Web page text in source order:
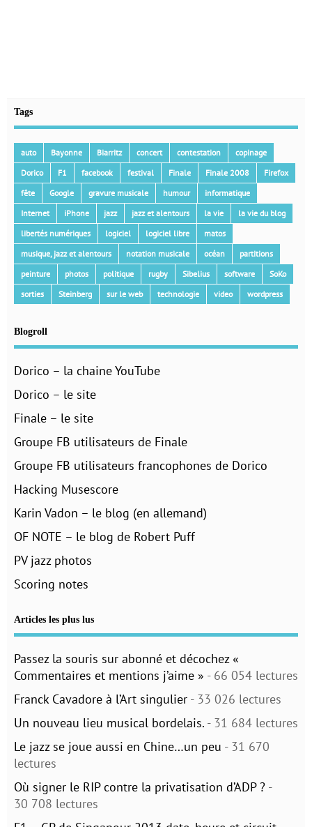
Tags
auto Bayonne Biarritz concert contestation
copinage
Dorico
F1 facebook festival Finale Finale 2008
Firefox
fête
Google gravure musicale humour
informatique
Internet
iPhone jazz jazz et alentours la vie
la vie du blog
libertés numériques
logiciel logiciel libre
matos
musique, jazz et alentours
notation musicale océan
partitions
peinture
photos politique rugby Sibelius software
SoKo
sorties
Steinberg sur le web technologie video wordpress
Blogroll
Dorico – la chaine YouTube
Dorico – le site
Finale – le site
Groupe FB utilisateurs de Finale
Groupe FB utilisateurs francophones de Dorico
Hacking Musescore
Karin Vadon – le blog (en allemand)
OF NOTE – le blog de Robert Puff
PV jazz photos
Scoring notes
Articles les plus lus
Passez la souris sur abonné et décochez «
Commentaires et mentions j’aime » - 66 054 lectures
Franck Cavadore à l’Art singulier - 33 026 lectures
Un nouveau lieu musical bordelais. - 31 684 lectures
Le jazz se joue aussi en Chine…un peu - 31 670
lectures
Où signer le RIP contre la privatisation d’ADP ? -
30 708 lectures